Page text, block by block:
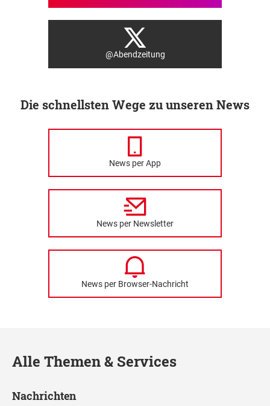
@Abendzeitung
Die schnellsten Wege zu unseren News
News per App
News per Newsletter
News per Browser-Nachricht
Alle Themen & Services
Nachrichten